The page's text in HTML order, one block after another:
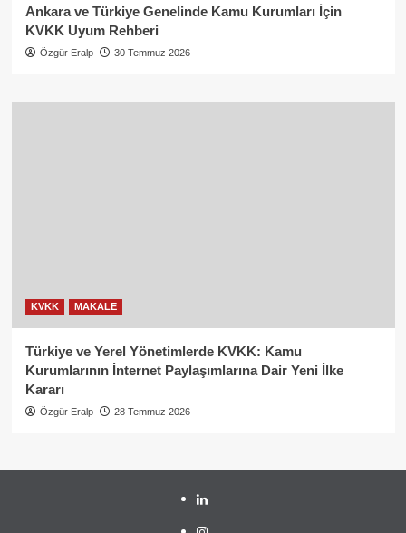
Ankara ve Türkiye Genelinde Kamu Kurumları İçin
KVKK Uyum Rehberi
Özgür Eralp 30 Temmuz 2026
KVKK MAKALE
Türkiye ve Yerel Yönetimlerde KVKK: Kamu
Kurumlarının İnternet Paylaşımlarına Dair Yeni İlke
Kararı
Özgür Eralp 28 Temmuz 2026
linkedin
instagram